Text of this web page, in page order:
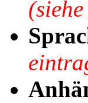
(siehe